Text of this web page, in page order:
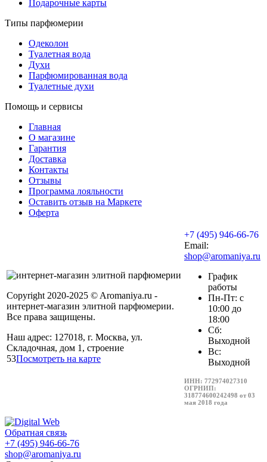
Подарочные карты
Типы парфюмерии
Одеколон
Туалетная вода
Духи
Парфюмированная вода
Туалетные духи
Помощь и сервисы
Главная
О магазине
Гарантия
Доставка
Контакты
Отзывы
Программа лояльности
Оставить отзыв на Маркете
Оферта
Copyright 2020-2025 © Aromaniya.ru -
интернет-магазин элитной парфюмерии.
Все права защищены.
Наш адрес: 127018, г. Москва, ул.
Складочная, дом 1, строение
53Посмотреть на карте
+7 (495) 946-66-76
Email:
shop@aromaniya.ru
График
работы
Пн-Пт: с
10:00 до
18:00
Сб:
Выходной
Вс:
Выходной
ИНН: 772974027310
ОГРНИП:
318774600242498 от 03
мая 2018 года
Обратная связь
+7 (495) 946-66-76
shop@aromaniya.ru